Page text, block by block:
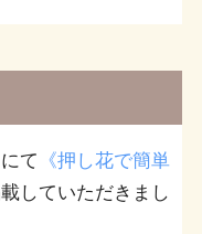
にて 《押し花で簡単
していただきまし